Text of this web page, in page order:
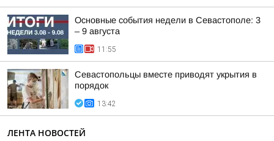
Основные события недели в Севастополе: 3
– 9 августа
11:55
Севастопольцы вместе приводят укрытия в
порядок
13:42
ЛЕНТА НОВОСТЕЙ